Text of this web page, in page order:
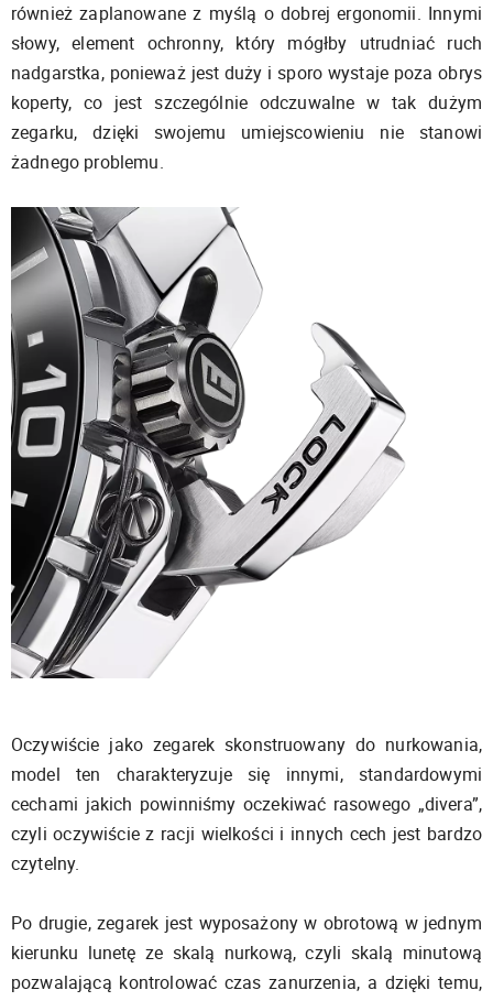
również zaplanowane z myślą o dobrej ergonomii. Innymi
słowy, element ochronny, który mógłby utrudniać ruch
nadgarstka, ponieważ jest duży i sporo wystaje poza obrys
koperty, co jest szczególnie odczuwalne w tak dużym
zegarku, dzięki swojemu umiejscowieniu nie stanowi
żadnego problemu.
Oczywiście jako zegarek skonstruowany do nurkowania,
model ten charakteryzuje się innymi, standardowymi
cechami jakich powinniśmy oczekiwać rasowego „divera”,
czyli oczywiście z racji wielkości i innych cech jest bardzo
czytelny.
Po drugie, zegarek jest wyposażony w obrotową w jednym
kierunku lunetę ze skalą nurkową, czyli skalą minutową
pozwalającą kontrolować czas zanurzenia, a dzięki temu,